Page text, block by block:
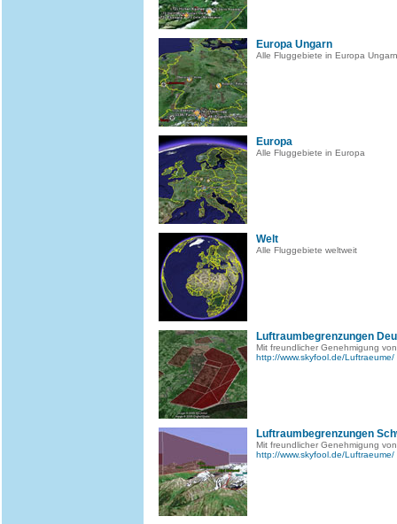
Europa Ungarn
Alle Fluggebiete in Europa Ungarn
Europa
Alle Fluggebiete in Europa
Welt
Alle Fluggebiete weltweit
Luftraumbegrenzungen
Mit freundlicher Genehmigung
http://www.skyfool.de/Luftraeume/
Luftraumbegrenzungen
Mit freundlicher Genehmigung
http://www.skyfool.de/Luftraeume/